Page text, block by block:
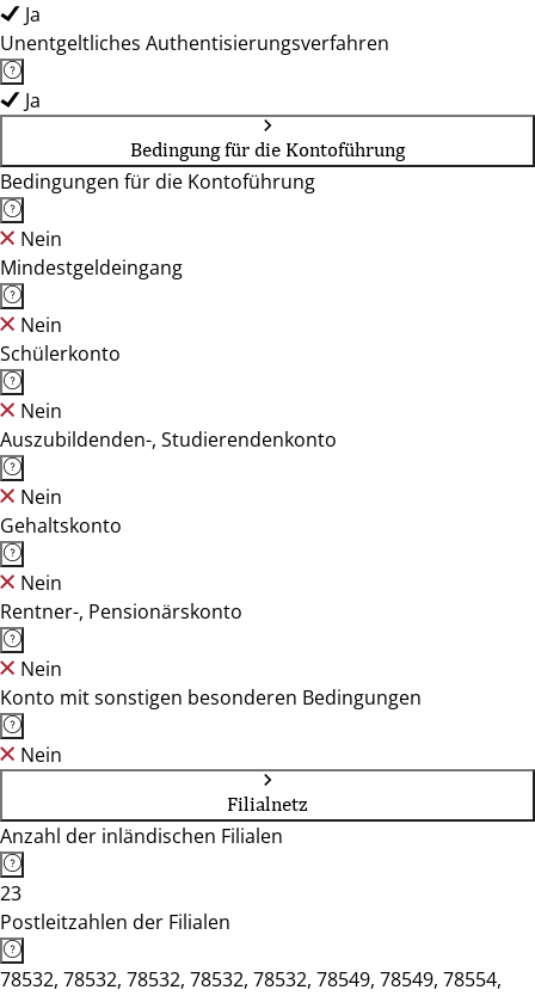
Ja
Unentgeltliches Authentisierungsverfahren
Ja
Bedingung für die Kontoführung
Bedingungen für die Kontoführung
Nein
Mindestgeldeingang
Nein
Schülerkonto
Nein
Auszubildenden-, Studierendenkonto
Nein
Gehaltskonto
Nein
Rentner-, Pensionärskonto
Nein
Konto mit sonstigen besonderen Bedingungen
Nein
Filialnetz
Anzahl der inländischen Filialen
23
Postleitzahlen der Filialen
78532, 78532, 78532, 78532, 78532, 78549, 78549, 78554,